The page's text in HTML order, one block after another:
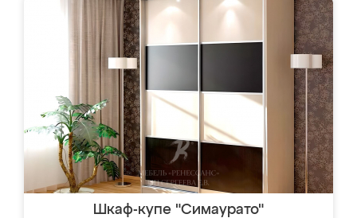
Шкаф-купе "Симаурато"